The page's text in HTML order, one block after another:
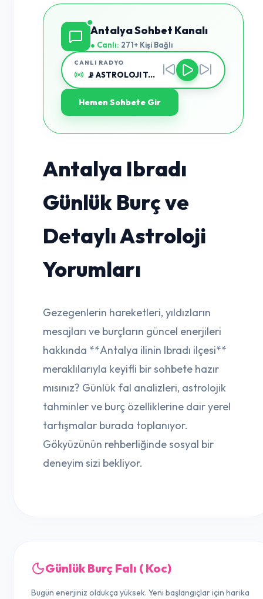
Antalya Sohbet Kanalı
● Canlı: 271+ Kişi Bağlı
CANLI RADYO
📡 ASTROLOJI Taranıyor...
Hemen Sohbete Gir
Antalya Ibradı
Günlük Burç ve
Detaylı Astroloji
Yorumları
Gezegenlerin hareketleri, yıldızların
mesajları ve burçların güncel enerjileri
hakkında **Antalya ilinin Ibradı ilçesi**
meraklılarıyla keyifli bir sohbete hazır
mısınız? Günlük fal analizleri, astrolojik
tahminler ve burç özelliklerine dair yerel
tartışmalar burada toplanıyor.
Gökyüzünün rehberliğinde sosyal bir
deneyim sizi bekliyor.
Günlük Burç Falı ( Koc)
Bugün enerjiniz oldukça yüksek. Yeni başlangıçlar için harika